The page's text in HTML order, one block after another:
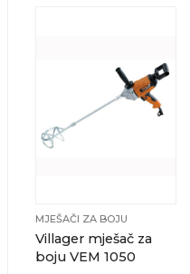
MJEŠAČI ZA BOJU
Villager mješač za
boju VEM 1050